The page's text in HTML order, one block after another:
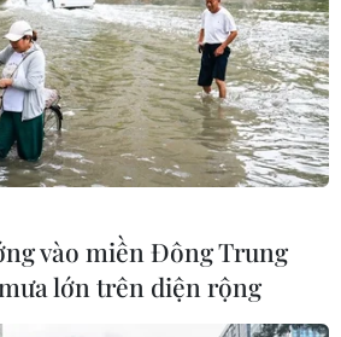
vào miền Đông Trung
lớn trên diện rộng